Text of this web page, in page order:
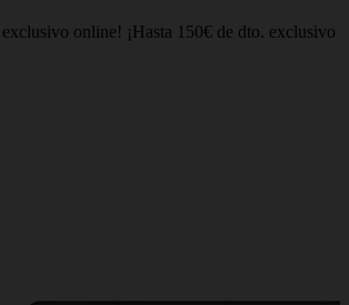
exclusivo online! ¡Hasta 150€ de dto. exclusivo